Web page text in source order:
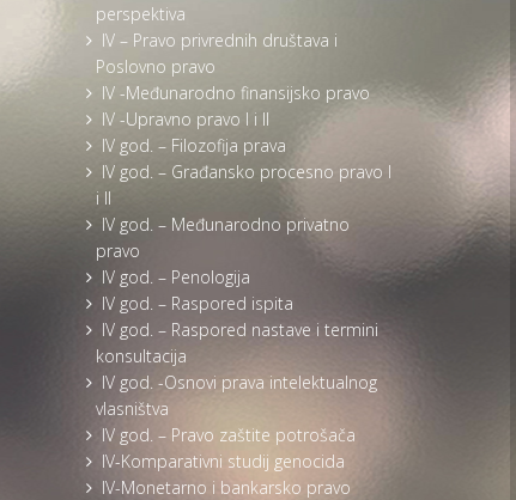
perspektiva
IV – Pravo privrednih društava i
Poslovno pravo
IV -Međunarodno finansijsko pravo
IV -Upravno pravo I i II
IV god. – Filozofija prava
IV god. – Građansko procesno pravo I
i II
IV god. – Međunarodno privatno
pravo
IV god. – Penologija
IV god. – Raspored ispita
IV god. – Raspored nastave i termini
konsultacija
IV god. -Osnovi prava intelektualnog
vlasništva
IV god. – Pravo zaštite potrošača
IV-Komparativni studij genocida
IV-Monetarno i bankarsko pravo